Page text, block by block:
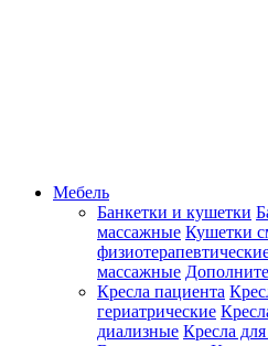
Мебель
Банкетки и кушетки
массажные Кушетки
массажные
Кресла пациента
гериатрические
диализные Кресла